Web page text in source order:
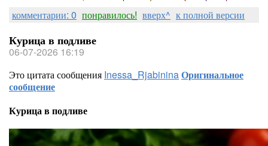
комментарии: 0 понравилось! вверх^ к полной версии
Курица в подливе
06-07-2026 16:19
Это цитата сообщения Inessa_RjabininaОригинальное
сообщение
Курица в подливе